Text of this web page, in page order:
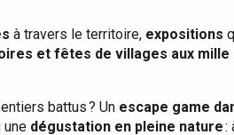
à travers le territoire, expositions
et fêtes de villages aux mille
battus ? Un escape game
une dégustation en pleine nature: